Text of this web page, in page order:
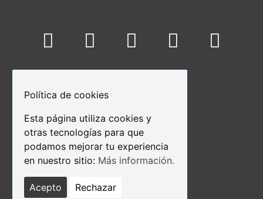
Inicio
Contactos
Links de Interés
Términos y Condiciones
Aviso Legal
Política de cookies
Esta página utiliza cookies y
otras tecnologías para que
podamos mejorar tu experiencia
en nuestro sitio: Más información.
Acepto Rechazar